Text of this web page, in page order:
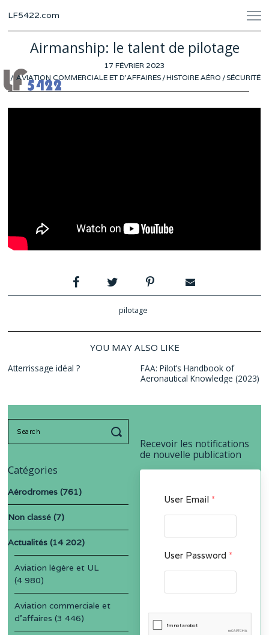
LF5422.com
Airmanship: le talent de pilotage
POSTED
ON
17 FÉVRIER 2023
FÉVRIER
AVIATION COMMERCIALE ET D'AFFAIRES /HISTOIRE AÉRO / SÉCURITÉ
pilotage
YOU MAY ALSO LIKE
Atterrissage idéal ?
FAA: Pilot’s Handbook of
Aeronautical Knowledge (2023)
Recevoir les notifications
de nouvelle publication
User Email *
User Password *
Catégories
Aérodromes (761)
Non classé (7)
Actualités (14 202)
Aviation légère et UL
(4 980)
Aviation commerciale et
d'affaires (3 446)